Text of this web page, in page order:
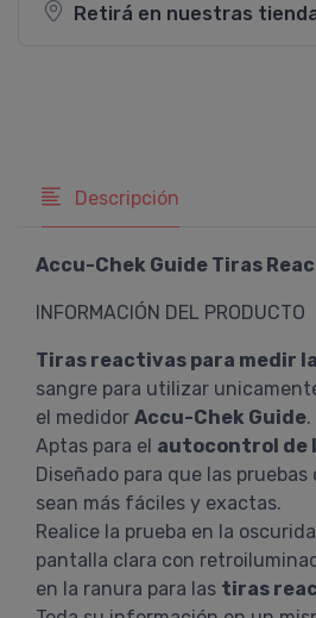
Retirá en nuestras
Descripción
Accu-Chek Guide Tiras
INFORMACIÓN DEL PRODUCTO
Tiras reactivas para medir
sangre para utilizar
el medidor Accu-Chek Guide.
Aptas para el autocontrol de
Diseñado para que las
sean más fáciles y exactas.
Realice la prueba en la
pantalla clara con
en la ranura para las tiras